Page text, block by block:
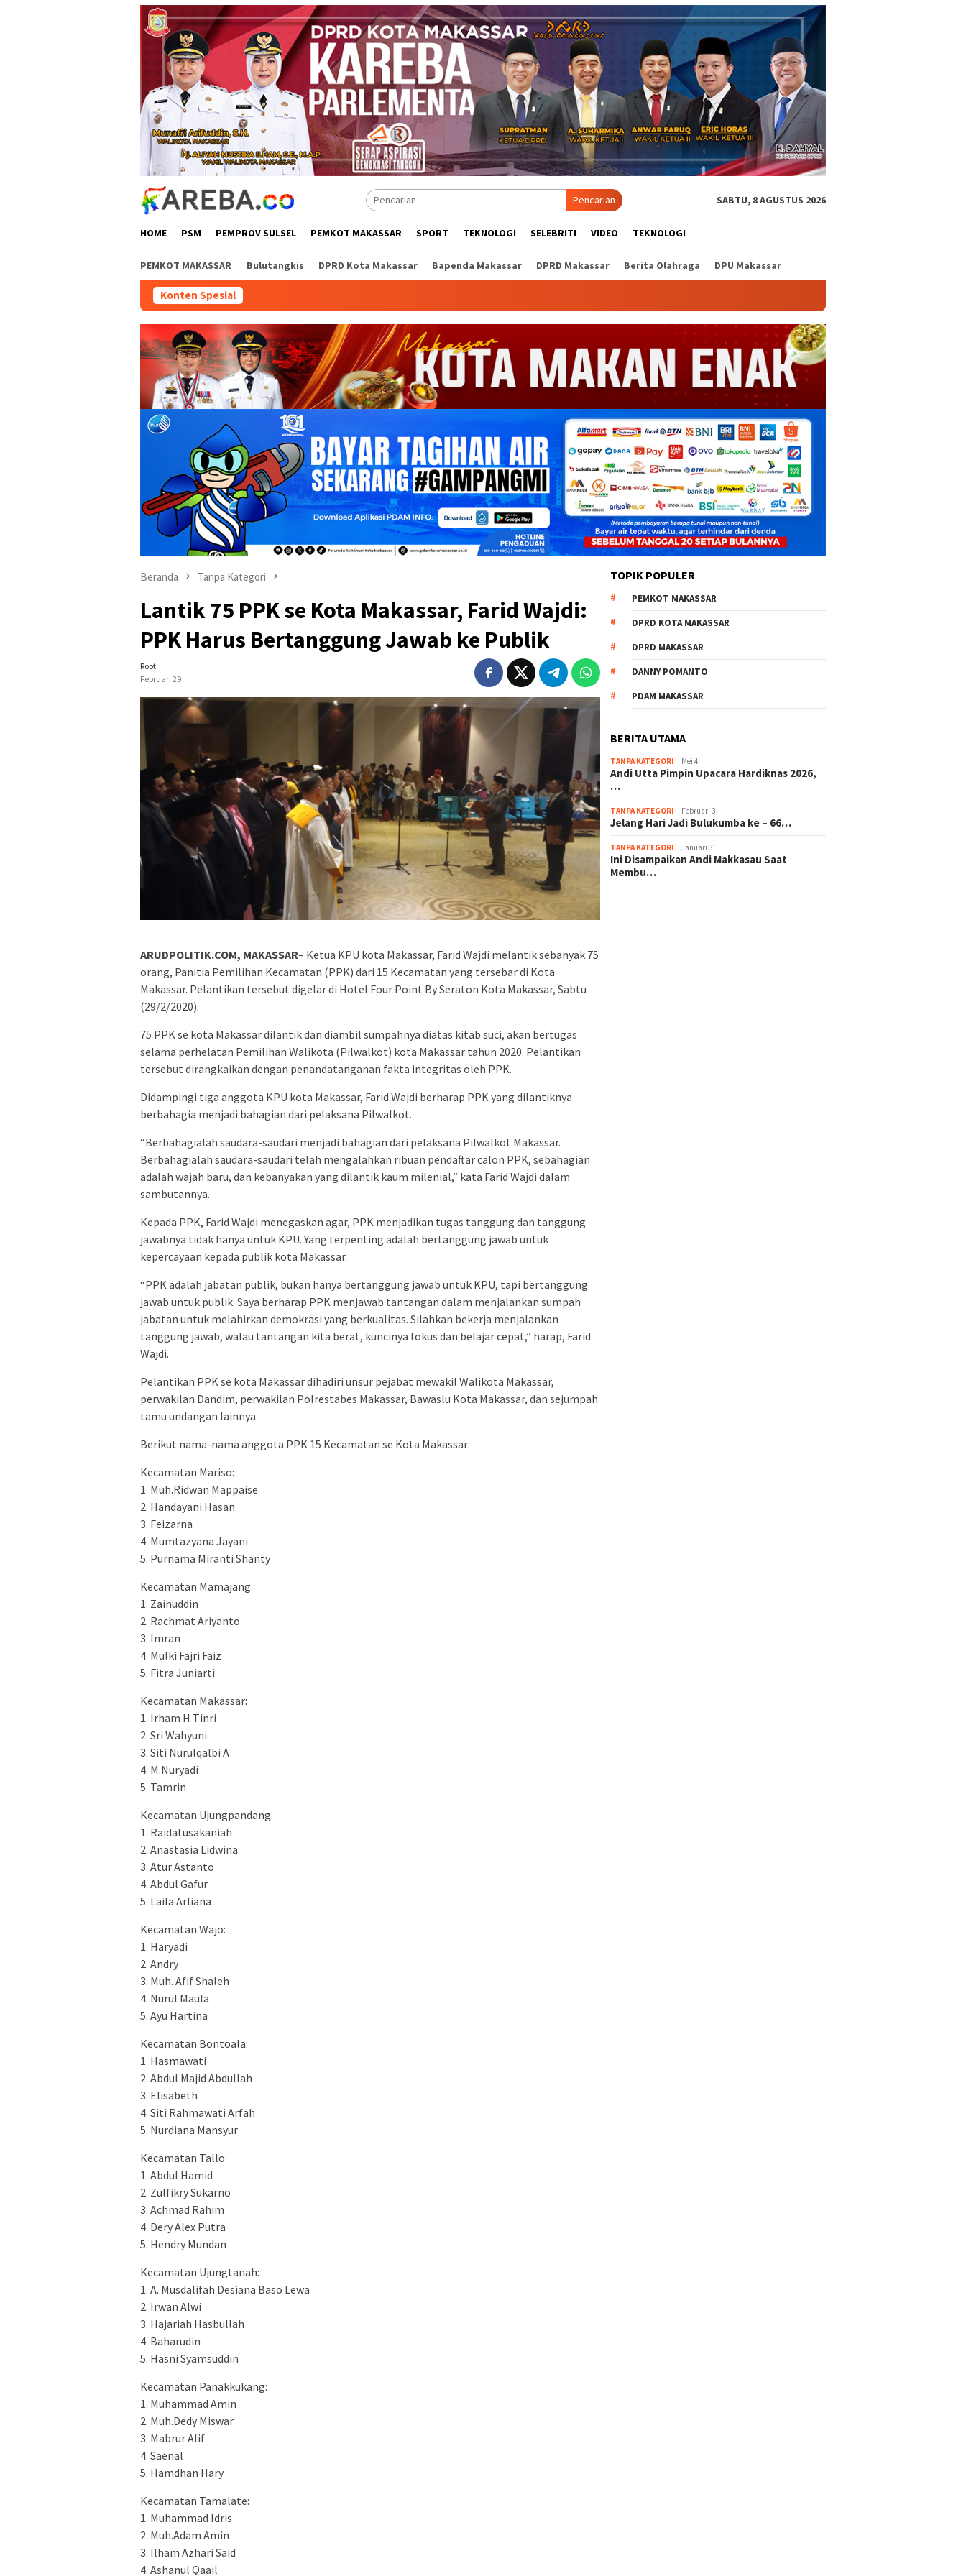
Pencarian SABTU, 8 AGUSTUS 2026
HOME PSM PEMPROV SULSEL PEMKOT MAKASSAR SPORT TEKNOLOGI SELEBRITI VIDEO TEKNOLOGI
PEMKOT MAKASSAR Bulutangkis DPRD Kota Makassar Bapenda Makassar DPRD Makassar Berita Olahraga DPU Makassar
Konten Spesial
Beranda Tanpa Kategori
Lantik 75 PPK se Kota Makassar, Farid Wajdi:
PPK Harus Bertanggung Jawab ke Publik
Root
Februari 29
ARUDPOLITIK.COM, MAKASSAR– Ketua KPU kota Makassar, Farid Wajdi melantik sebanyak 75
orang, Panitia Pemilihan Kecamatan (PPK) dari 15 Kecamatan yang tersebar di Kota
Makassar. Pelantikan tersebut digelar di Hotel Four Point By Seraton Kota Makassar, Sabtu
(29/2/2020).
75 PPK se kota Makassar dilantik dan diambil sumpahnya diatas kitab suci, akan bertugas
selama perhelatan Pemilihan Walikota (Pilwalkot) kota Makassar tahun 2020. Pelantikan
tersebut dirangkaikan dengan penandatanganan fakta integritas oleh PPK.
Didampingi tiga anggota KPU kota Makassar, Farid Wajdi berharap PPK yang dilantiknya
berbahagia menjadi bahagian dari pelaksana Pilwalkot.
“Berbahagialah saudara-saudari menjadi bahagian dari pelaksana Pilwalkot Makassar.
Berbahagialah saudara-saudari telah mengalahkan ribuan pendaftar calon PPK, sebahagian
adalah wajah baru, dan kebanyakan yang dilantik kaum milenial,” kata Farid Wajdi dalam
sambutannya.
Kepada PPK, Farid Wajdi menegaskan agar, PPK menjadikan tugas tanggung dan tanggung
jawabnya tidak hanya untuk KPU. Yang terpenting adalah bertanggung jawab untuk
kepercayaan kepada publik kota Makassar.
“PPK adalah jabatan publik, bukan hanya bertanggung jawab untuk KPU, tapi bertanggung
jawab untuk publik. Saya berharap PPK menjawab tantangan dalam menjalankan sumpah
jabatan untuk melahirkan demokrasi yang berkualitas. Silahkan bekerja menjalankan
tanggung jawab, walau tantangan kita berat, kuncinya fokus dan belajar cepat,” harap, Farid
Wajdi.
Pelantikan PPK se kota Makassar dihadiri unsur pejabat mewakil Walikota Makassar,
perwakilan Dandim, perwakilan Polrestabes Makassar, Bawaslu Kota Makassar, dan sejumpah
tamu undangan lainnya.
Berikut nama-nama anggota PPK 15 Kecamatan se Kota Makassar:
Kecamatan Mariso:
1. Muh.Ridwan Mappaise
2. Handayani Hasan
3. Feizarna
4. Mumtazyana Jayani
5. Purnama Miranti Shanty
Kecamatan Mamajang:
1. Zainuddin
2. Rachmat Ariyanto
3. Imran
4. Mulki Fajri Faiz
5. Fitra Juniarti
Kecamatan Makassar:
1. Irham H Tinri
2. Sri Wahyuni
3. Siti Nurulqalbi A
4. M.Nuryadi
5. Tamrin
Kecamatan Ujungpandang:
1. Raidatusakaniah
2. Anastasia Lidwina
3. Atur Astanto
4. Abdul Gafur
5. Laila Arliana
Kecamatan Wajo:
1. Haryadi
2. Andry
3. Muh. Afif Shaleh
4. Nurul Maula
5. Ayu Hartina
Kecamatan Bontoala:
1. Hasmawati
2. Abdul Majid Abdullah
3. Elisabeth
4. Siti Rahmawati Arfah
5. Nurdiana Mansyur
Kecamatan Tallo:
1. Abdul Hamid
2. Zulfikry Sukarno
3. Achmad Rahim
4. Dery Alex Putra
5. Hendry Mundan
Kecamatan Ujungtanah:
1. A. Musdalifah Desiana Baso Lewa
2. Irwan Alwi
3. Hajariah Hasbullah
4. Baharudin
5. Hasni Syamsuddin
Kecamatan Panakkukang:
1. Muhammad Amin
2. Muh.Dedy Miswar
3. Mabrur Alif
4. Saenal
5. Hamdhan Hary
Kecamatan Tamalate:
1. Muhammad Idris
2. Muh.Adam Amin
3. Ilham Azhari Said
4. Ashanul Qaail
TOPIK POPULER
PEMKOT MAKASSAR
DPRD KOTA MAKASSAR
DPRD MAKASSAR
DANNY POMANTO
PDAM MAKASSAR
BERITA UTAMA
TANPA KATEGORI Mei 4
Andi Utta Pimpin Upacara Hardiknas 2026,
…
TANPA KATEGORI Februari 3
Jelang Hari Jadi Bulukumba ke – 66…
TANPA KATEGORI Januari 31
Ini Disampaikan Andi Makkasau Saat
Membu…